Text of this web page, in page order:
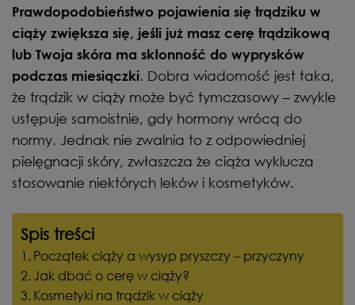
Prawdopodobieństwo pojawienia się trądziku w
ciąży zwiększa się, jeśli już masz cerę trądzikową
lub Twoja skóra ma skłonność do wyprysków
podczas miesiączki. Dobra wiadomość jest taka,
że trądzik w ciąży może być tymczasowy – zwykle
ustępuje samoistnie, gdy hormony wrócą do
normy. Jednak nie zwalnia to z odpowiedniej
pielęgnacji skóry, zwłaszcza że ciąża wyklucza
stosowanie niektórych leków i kosmetyków.
Spis treści
Początek ciąży a wysyp pryszczy – przyczyny
Jak dbać o cerę w ciąży?
Kosmetyki na trądzik w ciąży